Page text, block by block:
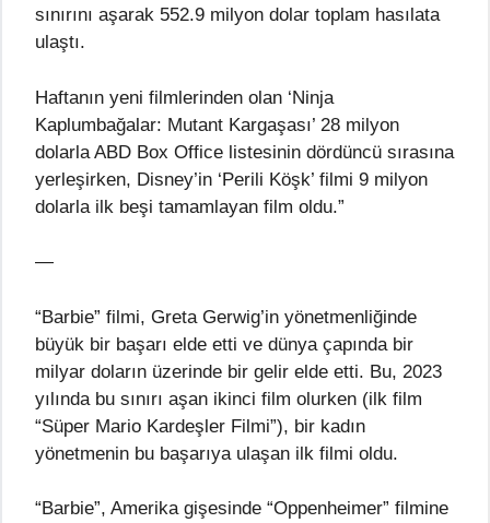
sınırını aşarak 552.9 milyon dolar toplam hasılata
ulaştı.
Haftanın yeni filmlerinden olan ‘Ninja
Kaplumbağalar: Mutant Kargaşası’ 28 milyon
dolarla ABD Box Office listesinin dördüncü sırasına
yerleşirken, Disney’in ‘Perili Köşk’ filmi 9 milyon
dolarla ilk beşi tamamlayan film oldu.”
—
“Barbie” filmi, Greta Gerwig’in yönetmenliğinde
büyük bir başarı elde etti ve dünya çapında bir
milyar doların üzerinde bir gelir elde etti. Bu, 2023
yılında bu sınırı aşan ikinci film olurken (ilk film
“Süper Mario Kardeşler Filmi”), bir kadın
yönetmenin bu başarıya ulaşan ilk filmi oldu.
“Barbie”, Amerika gişesinde “Oppenheimer” filmine